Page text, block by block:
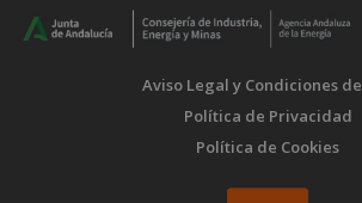
Aviso Legal y Condiciones
Política de Privacidad
Política de Cookies